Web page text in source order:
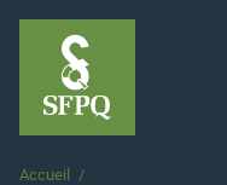
Accueil /